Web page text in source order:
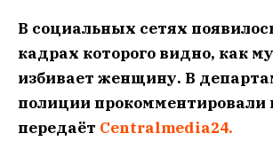
В социальных сетях
кадрах которого видно, как
избивает женщину. В
полиции прокомментировали
передаёт Centralmedia24.